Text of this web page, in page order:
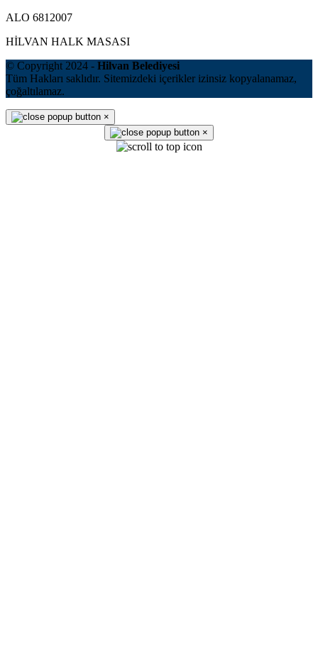
ALO 6812007
HİLVAN HALK MASASI
© Copyright 2024 - Hilvan Belediyesi
Tüm Hakları saklıdır. Sitemizdeki içerikler izinsiz kopyalanamaz,
çoğaltılamaz.
×
×